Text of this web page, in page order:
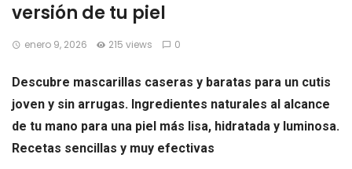
versión de tu piel
enero 9, 2026 215 views 0
Descubre mascarillas caseras y baratas para un cutis
joven y sin arrugas. Ingredientes naturales al alcance
de tu mano para una piel más lisa, hidratada y luminosa.
Recetas sencillas y muy efectivas